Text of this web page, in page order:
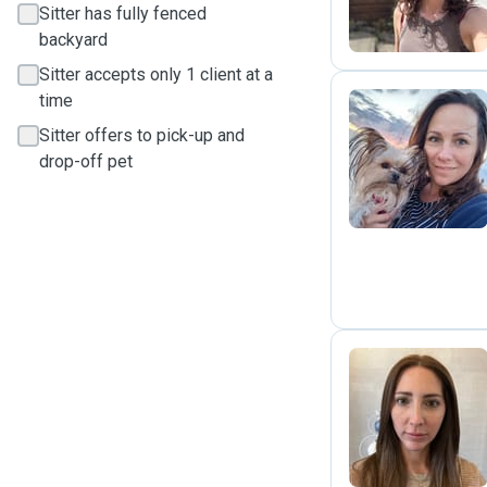
Sitter has fully fenced
backyard
Sitter accepts only 1 client at a
time
Sitter offers to pick-up and
drop-off pet
L
S